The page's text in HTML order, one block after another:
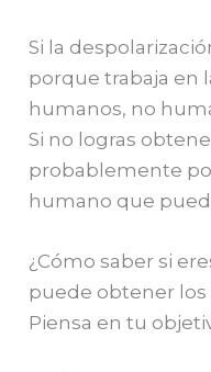
Si la
porque trabaja en
humanos, no
Si no logras
probablemente
humano que
¿Cómo saber si
puede obtener los
Piensa en tu